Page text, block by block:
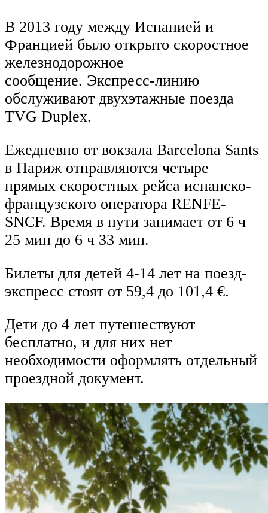
В 2013 году между Испанией и
Францией было открыто скоростное
железнодорожное
сообщение. Экспресс-линию
обслуживают двухэтажные поезда
TVG Duplex.
Ежедневно от вокзала Barcelona Sants
в Париж отправляются четыре
прямых скоростных рейса испанско-
французского оператора RENFE-
SNCF. Время в пути занимает от 6 ч
25 мин до 6 ч 33 мин.
Билеты для детей 4-14 лет на поезд-
экспресс стоят от 59,4 до 101,4 €.
Дети до 4 лет путешествуют
бесплатно, и для них нет
необходимости оформлять отдельный
проездной документ.